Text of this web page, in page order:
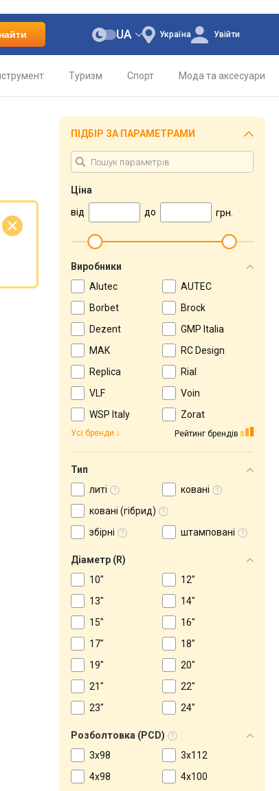
Україна
UA Увійти
Туризм Спорт Мода та аксесуари
ПІДБІР ЗА ПАРАМЕТРАМИ
Ціна
від
до грн.
Виробники
Alutec
AUTEC
Borbet
Brock
Dezent
GMP Italia
MAK
RC Design
Replica
Rial
VLF
Voin
WSP Italy
Zorat
Рейтинг брендів
Усі бренди
Тип
литі
ковані
ковані (гібрид)
збірні
штамповані
Діаметр (R)
10"
12"
13"
14"
15"
16"
17"
18"
19"
20"
21"
22"
23"
24"
Розболтовка (PCD)
3x98
3x112
4x98
4x100